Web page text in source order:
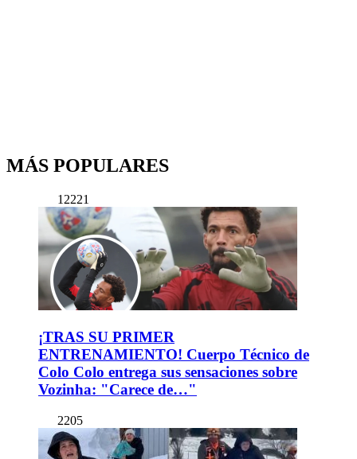
MÁS POPULARES
12221
¡TRAS SU PRIMER
ENTRENAMIENTO! Cuerpo Técnico de
Colo Colo entrega sus sensaciones sobre
Vozinha: "Carece de…"
2205